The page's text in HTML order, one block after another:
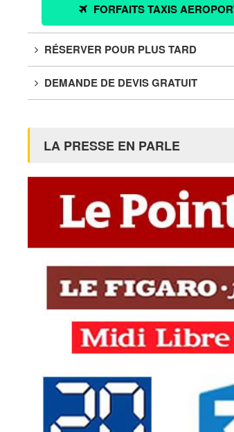
FORFAITS TAXIS
RÉSERVER POUR PLUS TARD
DEMANDE DE DEVIS GRATUIT
LA PRESSE EN PARLE